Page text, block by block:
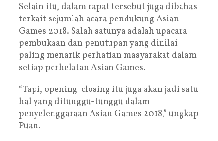
Selain itu, dalam rapat tersebut juga dibahas
terkait sejumlah acara pendukung Asian
Games 2018. Salah satunya adalah upacara
pembukaan dan penutupan yang dinilai
paling menarik perhatian masyarakat dalam
setiap perhelatan Asian Games.
“Tapi, opening-closing itu juga akan jadi satu
hal yang ditunggu-tunggu dalam
penyelenggaraan Asian Games 2018,” ungkap
Puan.